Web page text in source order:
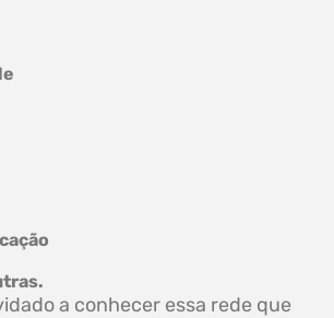
a conhecer essa rede que